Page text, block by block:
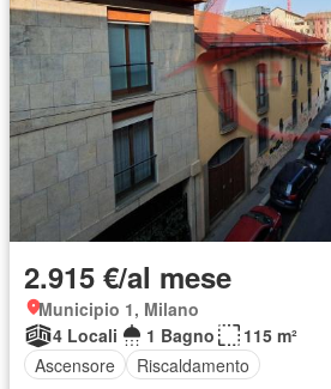
2.915 €/al mese
Municipio 1, Milano
4 Locali
1 Bagno
115 m²
Ascensore
Riscaldamento